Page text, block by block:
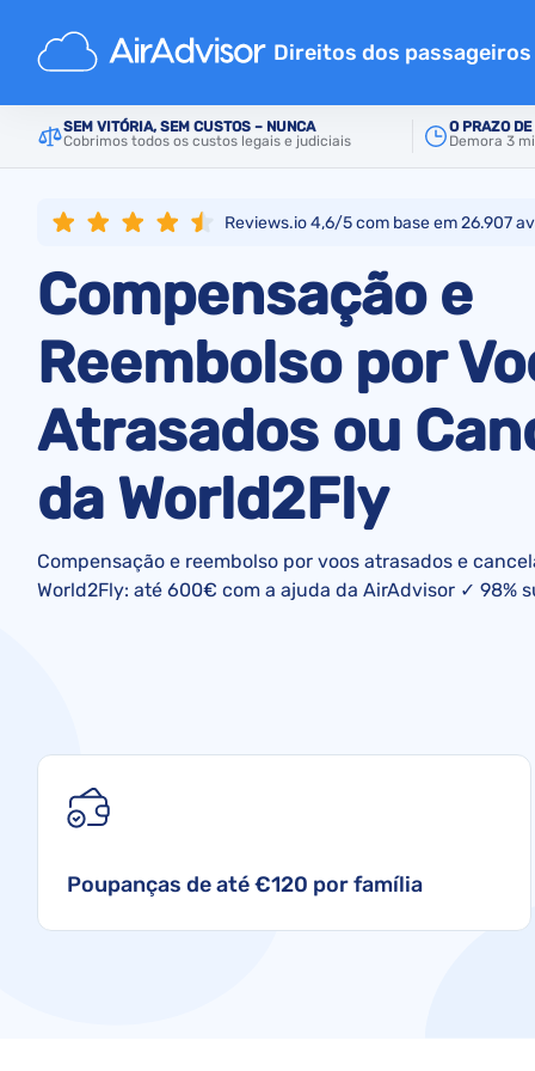
Direitos dos passageiros
Calculadora de
Compensação por atraso de
Indemnização bagagem
Compensação por recusa de
Indemnização de companhias
Reclamações de companhias
Indemnização por greve de
Regulamentos
SEM VITÓRIA, SEM CUSTOS – NUNCA
Cobrimos todos os custos legais e judiciais
O PRAZO
Demora 3
Principal Companhias aéreas World2Fly
Reviews.io 4,6/5 com base em26.907
Compensação e
Reembolso por
Atrasados ou
da World2Fly
Compensação e reembolso por voos atrasados e
World2Fly: até 600€ com a ajuda da AirAdvisor ✓ 98%
Poupanças de até €120 por família